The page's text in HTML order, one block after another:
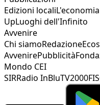
Edizioni locali
UpLuoghi dell'Infinito
Avvenire
Chi siamoRedazione
AvvenirePubblicità
Mondo CEI
SIRRadio InBluTV2000